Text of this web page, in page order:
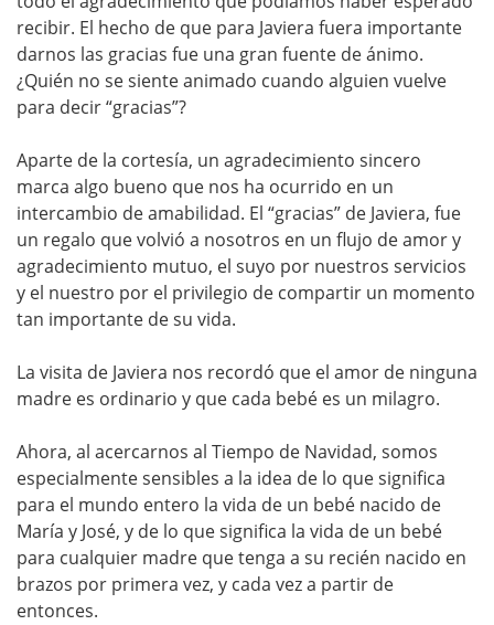
recibir. El hecho de que para Javiera fuera importante
darnos las gracias fue una gran fuente de ánimo.
¿Quién no se siente animado cuando alguien vuelve
para decir “gracias”?
Aparte de la cortesía, un agradecimiento sincero
marca algo bueno que nos ha ocurrido en un
intercambio de amabilidad. El “gracias” de Javiera, fue
un regalo que volvió a nosotros en un flujo de amor y
agradecimiento mutuo, el suyo por nuestros servicios
y el nuestro por el privilegio de compartir un momento
tan importante de su vida.
La visita de Javiera nos recordó que el amor de ninguna
madre es ordinario y que cada bebé es un milagro.
Ahora, al acercarnos al Tiempo de Navidad, somos
especialmente sensibles a la idea de lo que significa
para el mundo entero la vida de un bebé nacido de
María y José, y de lo que significa la vida de un bebé
para cualquier madre que tenga a su recién nacido en
brazos por primera vez, y cada vez a partir de
entonces.